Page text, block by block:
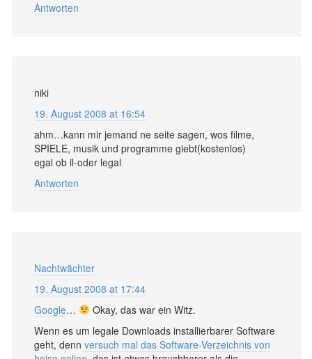
Antworten
niki
19. August 2008 at 16:54
ahm…kann mir jemand ne seite sagen, wos filme,
SPIELE, musik und programme giebt(kostenlos)
egal ob il-oder legal
Antworten
Nachtwächter
19. August 2008 at 17:44
Google…
Okay, das war ein Witz.
Wenn es um legale Downloads installierbarer Software
geht, denn versuch mal das Software-Verzeichnis von